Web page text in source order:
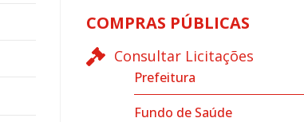
COMPRAS PÚBLICAS
Consultar Licitações
Prefeitura
Fundo de Saúde